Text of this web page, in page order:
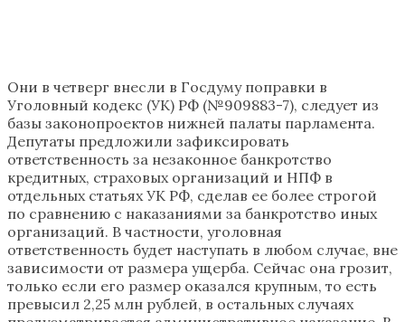
Они в четверг внесли в Госдуму поправки в
Уголовный кодекс (УК) РФ (№909883-7), следует из
базы законопроектов нижней палаты парламента.
Депутаты предложили зафиксировать
ответственность за незаконное банкротство
кредитных, страховых организаций и НПФ в
отдельных статьях УК РФ, сделав ее более строгой
по сравнению с наказаниями за банкротство иных
организаций. В частности, уголовная
ответственность будет наступать в любом случае, вне
зависимости от размера ущерба. Сейчас она грозит,
только если его размер оказался крупным, то есть
превысил 2,25 млн рублей, в остальных случаях